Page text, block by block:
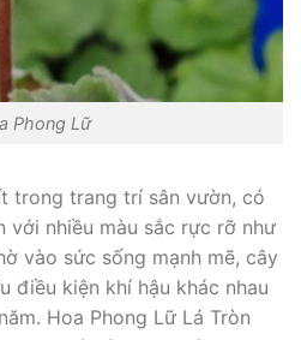
Phong Lữ
trong trang trí sân vườn, có
với nhiều màu sắc rực rỡ như
vào sức sống mạnh mẽ, cây
điều kiện khí hậu khác nhau
Hoa Phong Lữ Lá Tròn